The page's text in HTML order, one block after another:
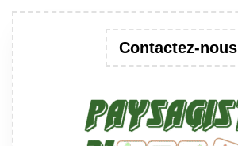
Contactez-nous